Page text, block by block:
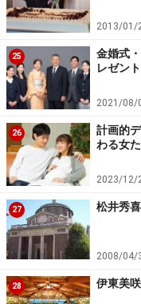
2013/01/
25
金婚式
レゼン
2021/08/
26
計画的
わる女
2023/12/
27 松井秀
2008/04/
28 伊東美